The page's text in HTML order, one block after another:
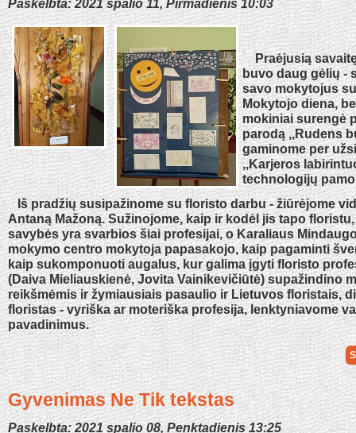
Paskelbta: 2021 spalio 11, Pirmadienis 10:03
Praėjusią
buvo daug gėlių -
savo mokytojus
Mokytojo diena,
mokiniai surengė
parodą ,,Rudens
gaminome per
,,Karjeros
technologijų
Iš pradžių susipažinome su floristo darbu - žiūrėjome
Antaną Mažoną. Sužinojome, kaip ir kodėl jis tapo
savybės yra svarbios šiai profesijai, o Karaliaus
mokymo centro mokytoja papasakojo, kaip pagaminti
kaip sukomponuoti augalus, kur galima įgyti floristo
(Daiva Mieliauskienė, Jovita Vainikevičiūtė) supažindino
reikšmėmis ir žymiausiais pasaulio ir Lietuvos floristais,
floristas - vyriška ar moteriška profesija, lenktyniavome
pavadinimus.
Gyvenimas Ne Tik tekstas
Paskelbta: 2021 spalio 08, Penktadienis 13:25